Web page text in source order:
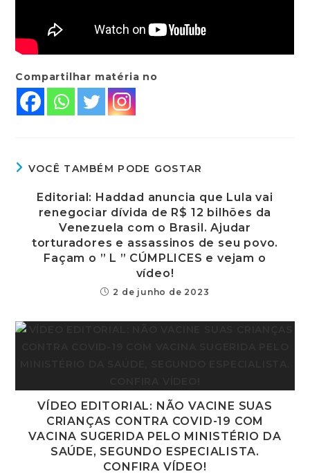
Compartilhar matéria no
VOCÊ TAMBÉM PODE GOSTAR
Editorial: Haddad anuncia que Lula vai
renegociar dívida de R$ 12 bilhões da
Venezuela com o Brasil. Ajudar
torturadores e assassinos de seu povo.
Façam o ” L ” CÚMPLICES e vejam o
vídeo!
2 de junho de 2023
VÍDEO EDITORIAL: NÃO VACINE SUAS
CRIANÇAS CONTRA COVID-19 COM
VACINA SUGERIDA PELO MINISTÉRIO DA
SAÚDE, SEGUNDO ESPECIALISTA.
CONFIRA VÍDEO!